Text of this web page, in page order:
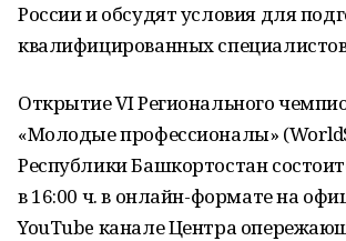
России и обсудят условия для
квалифицированных
Открытие VI Регионального
«Молодые профессионалы»
Республики Башкортостан
в 16:00 ч. в онлайн-формате на
YouTube канале Центра